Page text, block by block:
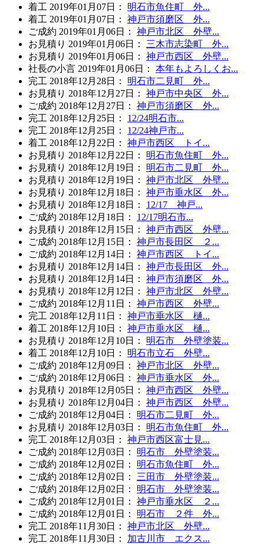
着工 2019年01月07日 ：
明石市魚住町 外...
着工 2019年01月07日 ：
神戸市須磨区 外...
ご成約 2019年01月06日 ：
神戸市北区 外壁...
お見積り 2019年01月06日 ：
三木市志染町 外...
お見積り 2019年01月06日 ：
神戸市西区 外壁...
社長の小言 2019年01月06日 ：
本年もよろしくお...
完工 2018年12月28日 ：
明石市二見町 外...
お見積り 2018年12月27日 ：
神戸市中央区 外...
ご成約 2018年12月27日 ：
神戸市須磨区 外...
完工 2018年12月25日 ：
12/24明石市...
完工 2018年12月25日 ：
12/24神戸市...
着工 2018年12月22日 ：
神戸市西区 トイ...
お見積り 2018年12月22日 ：
明石市魚住町 外...
お見積り 2018年12月19日 ：
明石市二見町 外...
お見積り 2018年12月19日 ：
神戸市北区 外壁...
お見積り 2018年12月18日 ：
神戸市垂水区 外...
お見積り 2018年12月18日 ：
12/17 神戸...
ご成約 2018年12月18日 ：
12/17明石市...
お見積り 2018年12月15日 ：
神戸市西区 外壁...
ご成約 2018年12月15日 ：
神戸市長田区 ２...
ご成約 2018年12月14日 ：
神戸市西区 トイ...
お見積り 2018年12月14日 ：
神戸市長田区 外...
お見積り 2018年12月14日 ：
神戸市須磨区 外...
お見積り 2018年12月12日 ：
神戸市北区 外壁...
ご成約 2018年12月11日 ：
神戸市西区 外壁...
完工 2018年12月11日 ：
神戸市垂水区 樋...
着工 2018年12月10日 ：
神戸市垂水区 樋...
お見積り 2018年12月10日 ：
明石市 外壁塗装...
着工 2018年12月10日 ：
明石市立石 外壁...
ご成約 2018年12月09日 ：
神戸市北区 外壁...
ご成約 2018年12月06日 ：
神戸市垂水区 外...
お見積り 2018年12月05日 ：
神戸市西区 外壁...
お見積り 2018年12月04日 ：
神戸市西区 外壁...
ご成約 2018年12月04日 ：
明石市二見町 外...
お見積り 2018年12月03日 ：
明石市魚住町 外...
完工 2018年12月03日 ：
神戸市西区富士見...
ご成約 2018年12月03日 ：
明石市 外壁塗装...
ご成約 2018年12月02日 ：
明石市魚住町 外...
ご成約 2018年12月02日 ：
三田市 外壁塗装...
ご成約 2018年12月02日 ：
明石市 外壁塗装...
ご成約 2018年12月01日 ：
神戸市垂水区 ２...
ご成約 2018年12月01日 ：
明石市 ２件 外...
完工 2018年11月30日 ：
神戸市北区 外壁...
完工 2018年11月30日 ：
加古川市 エクス...